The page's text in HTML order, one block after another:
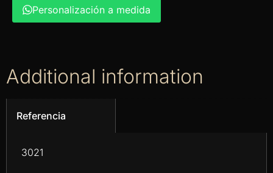
Personalización a medida
Additional information
Referencia
3021